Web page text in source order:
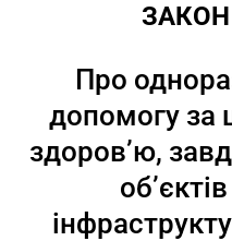
ЗАКОН
Про
допомогу за
здоров’ю,